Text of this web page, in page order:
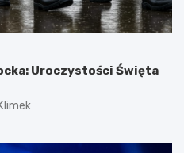
Uroczystości Święta